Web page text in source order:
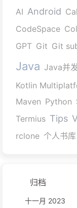
AI Android
CodeSpace
GPT Git Git
Java Java并
Kotlin
Maven Python
Termius Tips
rclone 个人书库
归档
十一月 2023